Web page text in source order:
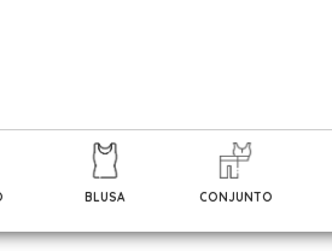
BLUSA CONJUNTO